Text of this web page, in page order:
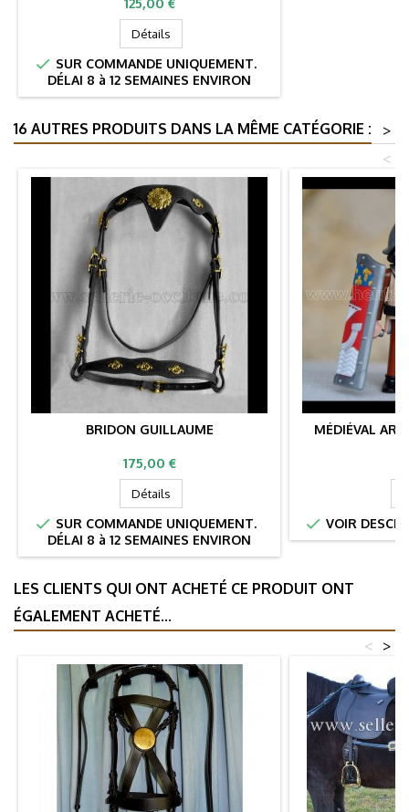
Détails
 SUR COMMANDE UNIQUEMENT.
DÉLAI 8 à 12 SEMAINES ENVIRON
16 AUTRES PRODUITS DANS LA MÊME CATÉGORIE :
>
<
BRIDON GUILLAUME
Prix
175,00 €
Détails
 SUR COMMANDE UNIQUEMENT.
DÉLAI 8 à 12 SEMAINES ENVIRON
MÉDIÉVAL
 VOIR
LES CLIENTS QUI ONT ACHETÉ CE PRODUIT ONT
ÉGALEMENT ACHETÉ...
>
<